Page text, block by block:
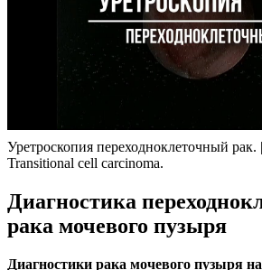
Уретроскопия переходноклеточный рак.
Transitional cell carcinoma.
Диагностика
рака мочевого пузыря
Диагностики рака мочевого пузыря